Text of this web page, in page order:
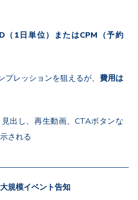
（1日単位）またはCPM （予約
プレッションを狙えるが、 費用は
出し、再生動画、 CTAボタンな
される
規模イベント告知